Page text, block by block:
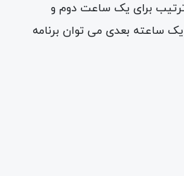
برای یک ساعت دوم و
ساعته بعدی می توان برنامه